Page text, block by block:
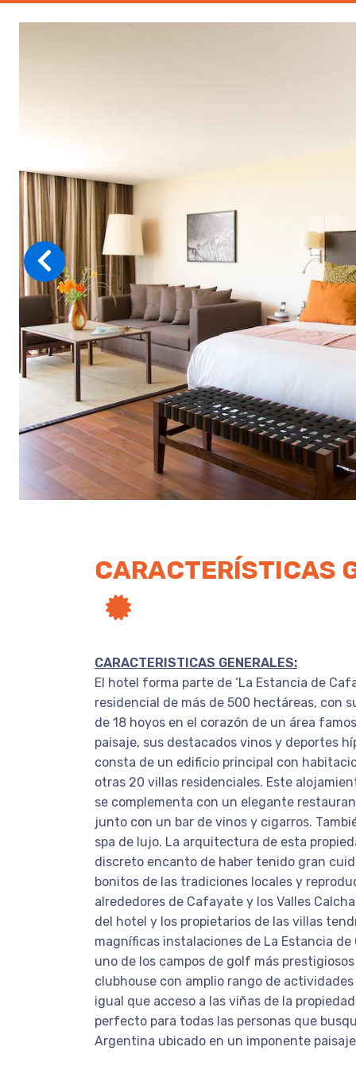
CARACTERÍSTICAS
CARACTERISTICAS GENERALES:
El hotel forma parte de ‘La Estancia de
residencial de más de 500 hectáreas, con
de 18 hoyos en el corazón de un área
paisaje, sus destacados vinos y deportes
consta de un edificio principal con
otras 20 villas residenciales. Este
se complementa con un elegante
junto con un bar de vinos y cigarros.
spa de lujo. La arquitectura de esta
discreto encanto de haber tenido gran
bonitos de las tradiciones locales y
alrededores de Cafayate y los Valles
del hotel y los propietarios de las villas
magníficas instalaciones de La Estancia
uno de los campos de golf más
clubhouse con amplio rango de
igual que acceso a las viñas de la
perfecto para todas las personas que
Argentina ubicado en un imponente